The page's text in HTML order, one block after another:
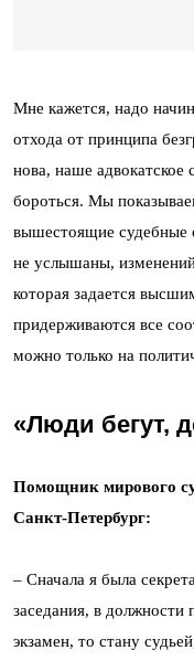
Мне кажется, надо
отхода от принципа
нова, наше
бороться. Мы
вышестоящие
не услышаны,
которая задается
придерживаются все
можно только на
«Люди бегут,
Помощник мирового
Санкт-Петербург:
– Сначала я была
заседания, в
экзамен, то стану